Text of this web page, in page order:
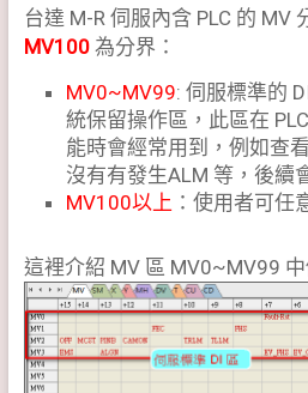
台達 M-R 伺服內含 PLC 的 MV
MV100 為分界：
MV0~MV99: 伺服標準的
統保留操作區，此區在
能時會經常用到，例如查
沒有有發生ALM 等，後續
MV100以上 ：使用者可任
這裡介紹 MV 區 MV0~MV99